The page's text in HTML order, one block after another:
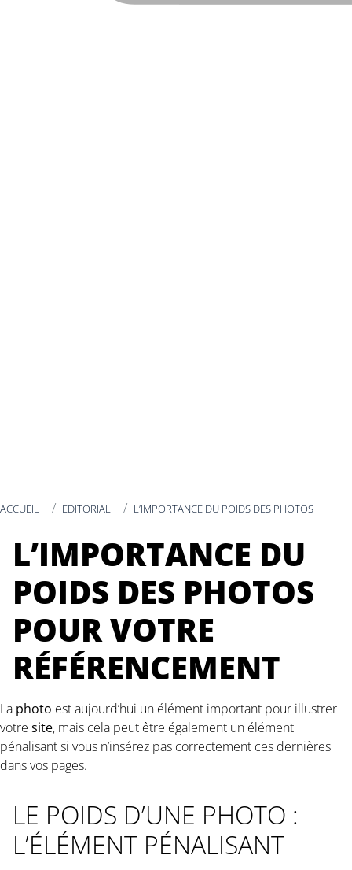
ACCUEIL EDITORIAL L’IMPORTANCE DU POIDS DES PHOTOS
L’IMPORTANCE DU
POIDS DES PHOTOS
POUR VOTRE
RÉFÉRENCEMENT
La photo est aujourd’hui un élément important pour illustrer
votre site, mais cela peut être également un élément
pénalisant si vous n’insérez pas correctement ces dernières
dans vos pages.
LE POIDS D’UNE PHOTO :
L’ÉLÉMENT PÉNALISANT